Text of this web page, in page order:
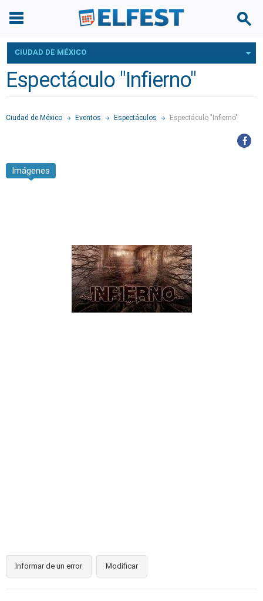
CIUDAD DE MÉXICO
Espectáculo "Infierno"
Ciudad de México Eventos Espectáculos Espectáculo "Infierno"
Imágenes
Informar de un error Modificar